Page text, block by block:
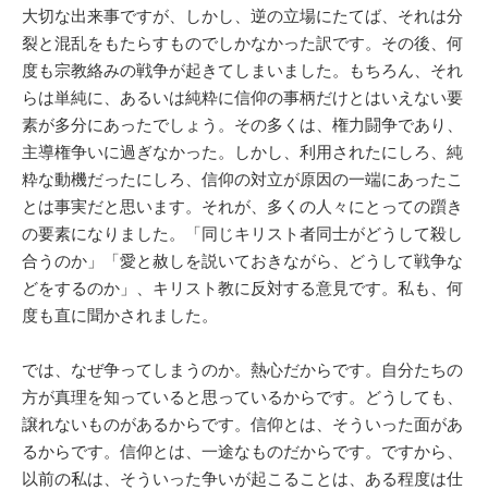
大切な出来事ですが、しかし、逆の立場にたてば、それは分
裂と混乱をもたらすものでしかなかった訳です。その後、何
度も宗教絡みの戦争が起きてしまいました。もちろん、それ
らは単純に、あるいは純粋に信仰の事柄だけとはいえない要
素が多分にあったでしょう。その多くは、権力闘争であり、
主導権争いに過ぎなかった。しかし、利用されたにしろ、純
粋な動機だったにしろ、信仰の対立が原因の一端にあったこ
とは事実だと思います。それが、多くの人々にとっての躓き
の要素になりました。「同じキリスト者同士がどうして殺し
合うのか」「愛と赦しを説いておきながら、どうして戦争な
どをするのか」、キリスト教に反対する意見です。私も、何
度も直に聞かされました。
では、なぜ争ってしまうのか。熱心だからです。自分たちの
方が真理を知っていると思っているからです。どうしても、
譲れないものがあるからです。信仰とは、そういった面があ
るからです。信仰とは、一途なものだからです。ですから、
以前の私は、そういった争いが起こることは、ある程度は仕